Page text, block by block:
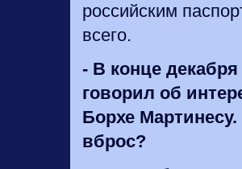
российским
всего.
- В конце
говорил об
Борхе Мартинесу.
вброс?